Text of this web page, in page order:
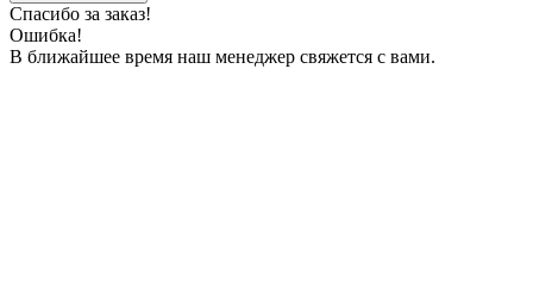
Спасибо за заказ!
Ошибка!
В ближайшее время наш менеджер свяжется с вами.